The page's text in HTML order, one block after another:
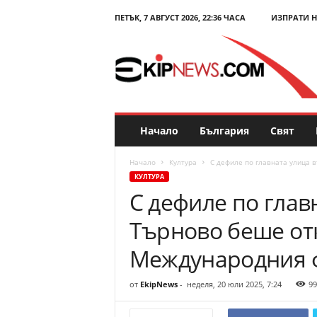
ПЕТЪК, 7 АВГУСТ 2026, 22:36 ЧАСА ИЗПРАТИ
E
p
N
и
Начало България Свят
Начало Култура С дефиле по главната улица
КУЛТУРА
С дефиле по
Търново беше
Международния
от EkipNews- неделя, 20 юли 2025, 7:24 99